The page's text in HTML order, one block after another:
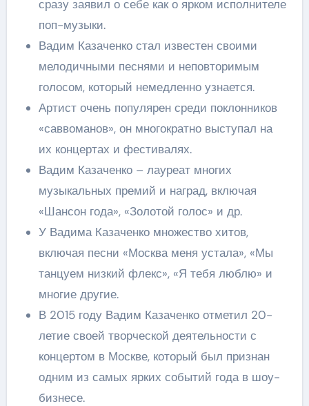
сразу заявил о себе как о ярком исполнителе
поп-музыки.
Вадим Казаченко стал известен своими
мелодичными песнями и неповторимым
голосом, который немедленно узнается.
Артист очень популярен среди поклонников
«саввоманов», он многократно выступал на
их концертах и фестивалях.
Вадим Казаченко – лауреат многих
музыкальных премий и наград, включая
«Шансон года», «Золотой голос» и др.
У Вадима Казаченко множество хитов,
включая песни «Москва меня устала», «Мы
танцуем низкий флекс», «Я тебя люблю» и
многие другие.
В 2015 году Вадим Казаченко отметил 20-
летие своей творческой деятельности с
концертом в Москве, который был признан
одним из самых ярких событий года в шоу-
бизнесе.